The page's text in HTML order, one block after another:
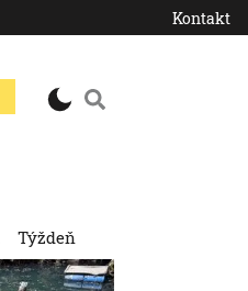
Kontakt
Týždeň